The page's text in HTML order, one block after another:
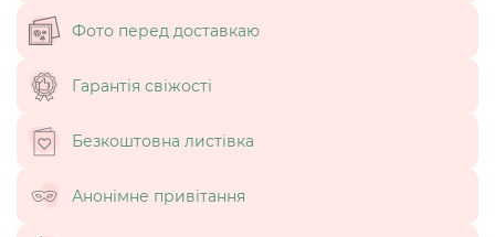
Фото перед доставкаю
Гарантія свіжості
Безкоштовна листівка
Анонімне привітання